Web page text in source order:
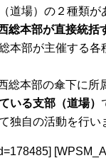
道場）の２種類が
総本部が直接統括
本部が主催する各
本部の傘下に所
いる支部（道場）
独自の活動を行い